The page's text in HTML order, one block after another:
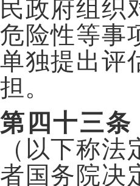
民政府组织
危险性等事
单独提出评
担。
第四十三条
（以下称
者国务院决